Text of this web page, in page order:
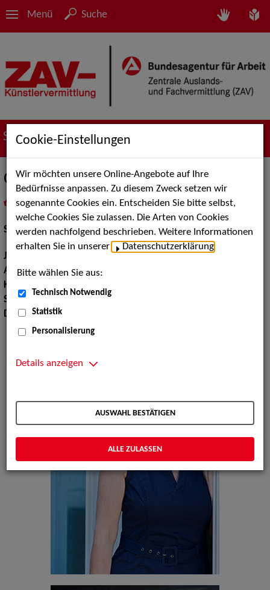
Menü Suche
Suche nach Künstler*innen
Claudia Lietz
als PDF speichern
inMeine Merklistelegen
Schauspiel:Bühne
Jahrgang:
Augenfarbe:Grün
Körpergröße:
Sprachen:
Englisch, Französisch
Dialekte:Berlinerisch
Cookie-Einstellungen
Wir möchten unsere Online-Angebote auf Ihre
Bedürfnisse anpassen. Zu diesem Zweck setzen wir
sogenannte Cookies ein. Entscheiden Sie bitte selbst,
welche Cookies Sie zulassen. Die Arten von Cookies
werden nachfolgend beschrieben. Weitere Informationen
erhalten Sie in unserer
Datenschutzerklärung
Bitte wählen Sie aus:
Technisch Notwendig
Statistik
Personalisierung
Details anzeigen
AUSWAHL BESTÄTIGEN
ALLE ZULASSEN